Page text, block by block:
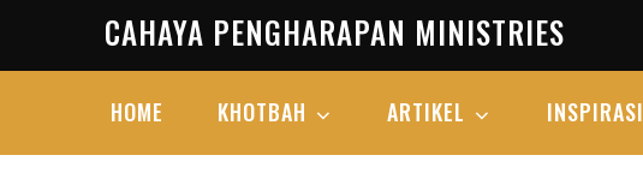
content
CAHAYA PENGHARAPAN MINISTRIES
HOME KHOTBAH ARTIKEL INSPIRASI